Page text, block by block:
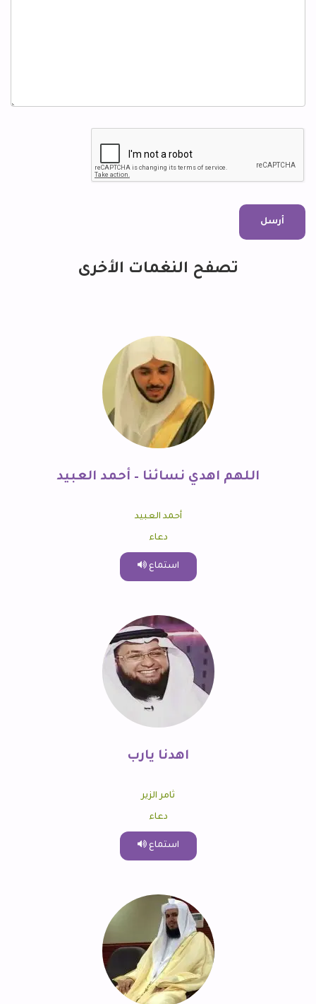
تصفح النغمات الأخرى
اللهم اهدي نسائنا – أحمد العبيد
أحمد العبيد
دعاء
استماع
اهدنا يارب
ثامر الزير
دعاء
استماع